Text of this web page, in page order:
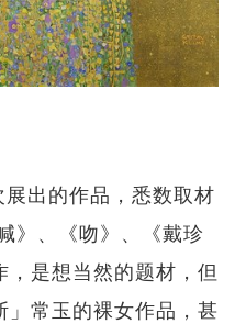
出的作品，悉数取材
》、《吻》、《戴珍
是想当然的题材，但
常玉的裸女作品，甚